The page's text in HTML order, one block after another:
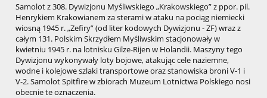
Samolot z 308. Dywizjonu Myśliwskiego „Krakowskiego” z ppor. pil.
Henrykiem Krakowianem za sterami w ataku na pociąg niemiecki
wiosną 1945 r. „Zefiry” (od liter kodowych Dywizjonu - ZF) wraz z
całym 131. Polskim Skrzydłem Myśliwskim stacjonowały w
kwietniu 1945 r. na lotnisku Gilze-Rijen w Holandii. Maszyny tego
Dywizjonu wykonywały loty bojowe, atakując cele naziemne,
wodne i kolejowe szlaki transportowe oraz stanowiska broni V-1 i
V-2. Samolot Spitfire w zbiorach Muzeum Lotnictwa Polskiego nosi
obecnie te oznaczenia.